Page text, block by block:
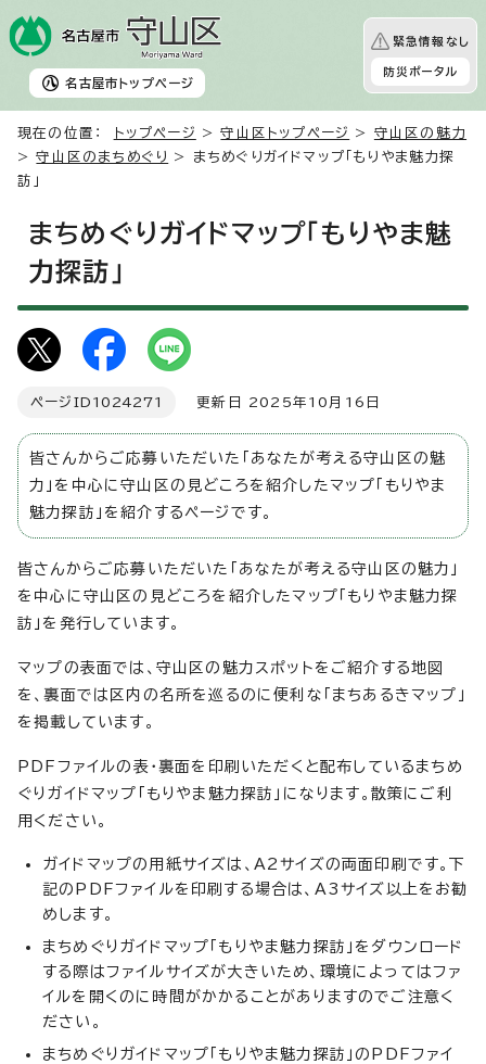
名古屋市 トップページ
緊急情報なし
防災ポータル
現在の位置： トップページ >守山区トップページ > 守山区の魅力
>守山区のまちめぐり
> まちめぐりガイドマップ「もりやま魅力探
訪」
まちめぐりガイドマップ「もりやま魅
力探訪」
ページID 1024271 更新日 2025年10月16日
皆さんからご応募いただいた「あなたが考える守山区の魅
力」を中心に守山区の見どころを紹介したマップ「もりやま
魅力探訪」を紹介するページです。
皆さんからご応募いただいた「あなたが考える守山区の魅力」
を中心に守山区の見どころを紹介したマップ「もりやま魅力探
訪」を発行しています。
マップの表面では、守山区の魅力スポットをご紹介する地図
を、裏面では区内の名所を巡るのに便利な「まちあるきマップ」
を掲載しています。
PDFファイルの表・裏面を印刷いただくと配布しているまちめ
ぐりガイドマップ「もりやま魅力探訪」になります。散策にご利
用ください。
ガイドマップの用紙サイズは、A2サイズの両面印刷です。下
記のPDFファイルを印刷する場合は、A3サイズ以上をお勧
めします。
まちめぐりガイドマップ「もりやま魅力探訪」をダウンロード
する際はファイルサイズが大きいため、環境によってはファ
イルを開くのに時間がかかることがありますのでご注意く
ださい。
まちめぐりガイドマップ「もりやま魅力探訪」のPDFファイ